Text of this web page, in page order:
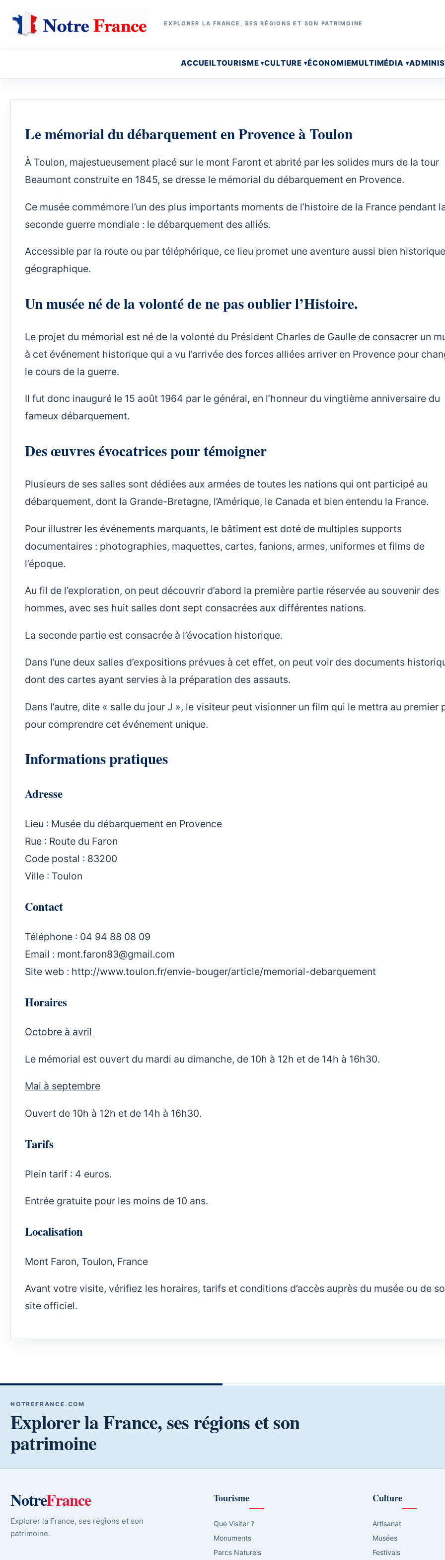
EXPLORER LA FRANCE, SES RÉGIONS ET SON PATRIMOINE
ACCUEILTOURISME CULTURE ÉCONOMIEMULTIMÉDIA
Le mémorial du débarquement en Provence à Toulon
À Toulon, majestueusement placé sur le mont Faront et abrité par les solides murs de la tour
Beaumont construite en 1845, se dresse le mémorial du débarquement en Provence.
Ce musée commémore l’un des plus importants moments de l’histoire de la France pendant
seconde guerre mondiale : le débarquement des alliés.
Accessible par la route ou par téléphérique, ce lieu promet une aventure aussi bien
géographique.
Un musée né de la volonté de ne pas oublier l’Histoire.
Le projet du mémorial est né de la volonté du Président Charles de Gaulle de consacrer un
à cet événement historique qui a vu l’arrivée des forces alliées arriver en Provence pour
le cours de la guerre.
Il fut donc inauguré le 15 août 1964 par le général, en l’honneur du vingtième anniversaire du
fameux débarquement.
Des œuvres évocatrices pour témoigner
Plusieurs de ses salles sont dédiées aux armées de toutes les nations qui ont participé au
débarquement, dont la Grande-Bretagne, l’Amérique, le Canada et bien entendu la France.
Pour illustrer les événements marquants, le bâtiment est doté de multiples supports
documentaires : photographies, maquettes, cartes, fanions, armes, uniformes et films de
l’époque.
Au fil de l’exploration, on peut découvrir d’abord la première partie réservée au souvenir des
hommes, avec ses huit salles dont sept consacrées aux différentes nations.
La seconde partie est consacrée à l’évocation historique.
Dans l’une deux salles d’expositions prévues à cet effet, on peut voir des documents
dont des cartes ayant servies à la préparation des assauts.
Dans l’autre, dite « salle du jour J », le visiteur peut visionner un film qui le mettra au premier
pour comprendre cet événement unique.
Informations pratiques
Adresse
Lieu : Musée du débarquement en Provence
Rue : Route du Faron
Code postal : 83200
Ville : Toulon
Contact
Téléphone : 04 94 88 08 09
Email : mont.faron83@gmail.com
Site web : http://www.toulon.fr/envie-bouger/article/memorial-debarquement
Horaires
Octobre à avril
Le mémorial est ouvert du mardi au dimanche, de 10h à 12h et de 14h à 16h30.
Mai à septembre
Ouvert de 10h à 12h et de 14h à 16h30.
Tarifs
Plein tarif : 4 euros.
Entrée gratuite pour les moins de 10 ans.
Localisation
Mont Faron, Toulon, France
Avant votre visite, vérifiez les horaires, tarifs et conditions d’accès auprès du musée ou de
site officiel.
NOTREFRANCE.COM
Explorer la France, ses régions et son
patrimoine
NotreFrance
Explorer la France, ses régions et son
patrimoine.
Tourisme
Que Visiter ?
Monuments
Parcs Naturels
Culture
Artisanat
Musées
Festivals